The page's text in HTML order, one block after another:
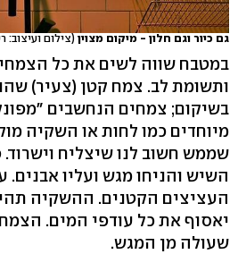
גם כיור וגם חלון - מיקום מצוין(צילום ועיצוב:
במטבח שווה לשים את כל
ותשומת לב. צמח קטן (צעיר)
בשיקום; צמחים הנחשבים
מיוחדים כמו לחות או השקיה
שממש חשוב לנו שיצליח
השיש והניחו מגש ועליו
העציצים הקטנים. ההשקיה
יאסוף את כל עודפי המים.
שעולה מן המגש.